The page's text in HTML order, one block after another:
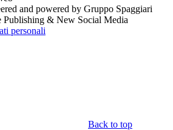
and powered by Gruppo Spaggiari
Publishing & New Social Media
personali
Back to top